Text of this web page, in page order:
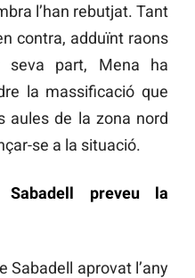
l’han rebutjat. Tant
contra, adduïnt raons
seva part, Mena ha
la massificació que
aules de la zona nord
se a la situació.
preveu la
Sabadell aprovat l’any